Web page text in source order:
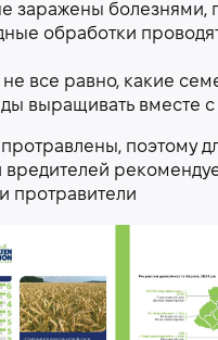
заражены болезнями,
обработки
не все равно, какие
выращивать вместе
поэтому
вредителей
протравители